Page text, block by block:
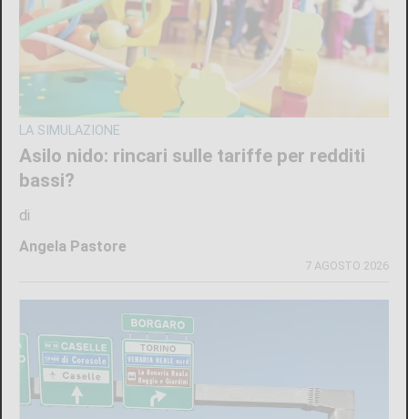
LA SIMULAZIONE
Asilo nido: rincari sulle tariffe per redditi
bassi?
di
Angela Pastore
7 AGOSTO 2026